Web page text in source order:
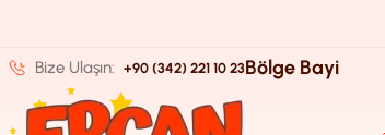
Bize Ulaşın: +90 (342) 221 10 23Bölge Bayi